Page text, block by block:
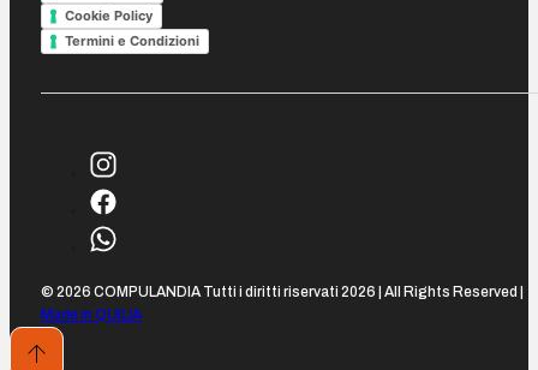
Cookie Policy
Termini e Condizioni
© 2026 COMPULANDIA Tutti i diritti riservati 2026 | All Rights Reserved |
Made in QUILIA